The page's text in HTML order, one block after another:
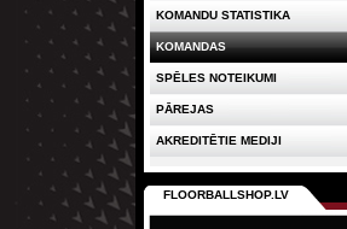
KOMANDU STATISTIKA
KOMANDAS
SPĒLES NOTEIKUMI
PĀREJAS
AKREDITĒTIE MEDIJI
FLOORBALLSHOP.LV